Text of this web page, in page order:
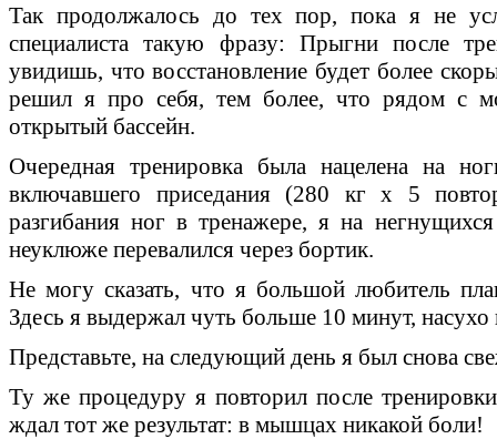
Так продолжалось до тех пор, пока я не
специалиста такую фразу: Прыгни после
увидишь, что восстановление будет более
решил я про себя, тем более, что рядом с
открытый бассейн.
Очередная тренировка была нацелена на
включавшего приседания (280 кг х 5
разгибания ног в тренажере, я на
неуклюже перевалился через бортик.
Не могу сказать, что я большой любитель
Здесь я выдержал чуть больше 10 минут,
Представьте, на следующий день я был снова
Ту же процедуру я повторил после
ждал тот же результат: в мышцах никакой боли!